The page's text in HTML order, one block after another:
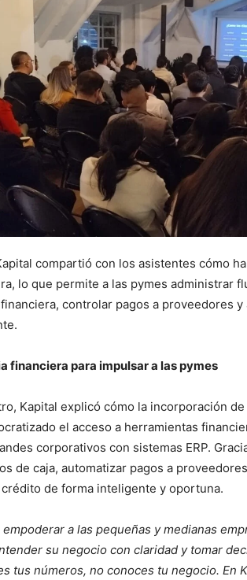
compartió con los asistentes cómo
lo que permite a las pymes administrar
controlar pagos a proveedores
financiera para impulsar a las pymes
Kapital explicó cómo la incorporación
el acceso a herramientas
corporativos con sistemas ERP.
de caja, automatizar pagos a
de forma inteligente y oportuna.
empoderar a las pequeñas y medianas
su negocio con claridad y tomar
tus números, no conoces tu negocio. En